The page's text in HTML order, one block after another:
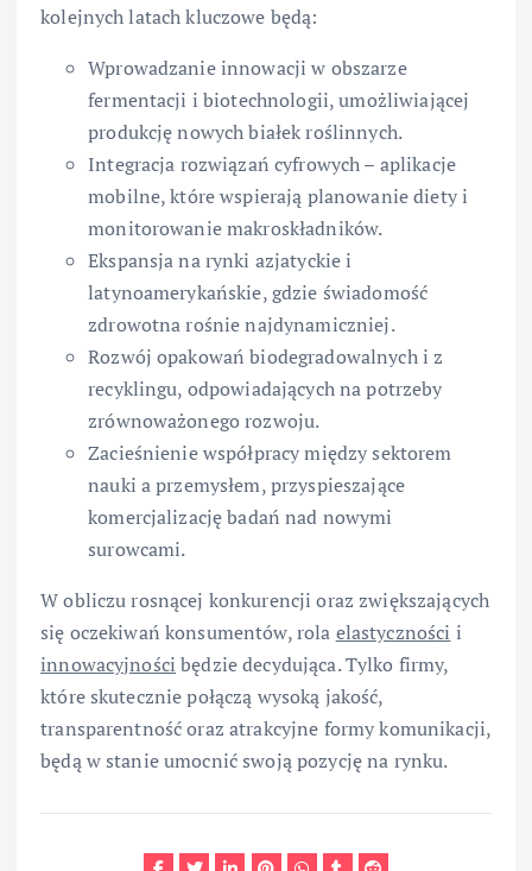
kolejnych latach kluczowe będą:
Wprowadzanie innowacji w obszarze
fermentacji i biotechnologii, umożliwiającej
produkcję nowych białek roślinnych.
Integracja rozwiązań cyfrowych – aplikacje
mobilne, które wspierają planowanie diety i
monitorowanie makroskładników.
Ekspansja na rynki azjatyckie i
latynoamerykańskie, gdzie świadomość
zdrowotna rośnie najdynamiczniej.
Rozwój opakowań biodegradowalnych i z
recyklingu, odpowiadających na potrzeby
zrównoważonego rozwoju.
Zacieśnienie współpracy między sektorem
nauki a przemysłem, przyspieszające
komercjalizację badań nad nowymi
surowcami.
W obliczu rosnącej konkurencji oraz zwiększających
się oczekiwań konsumentów, rola elastyczności i
innowacyjności będzie decydująca. Tylko firmy,
które skutecznie połączą wysoką jakość,
transparentność oraz atrakcyjne formy komunikacji,
będą w stanie umocnić swoją pozycję na rynku.